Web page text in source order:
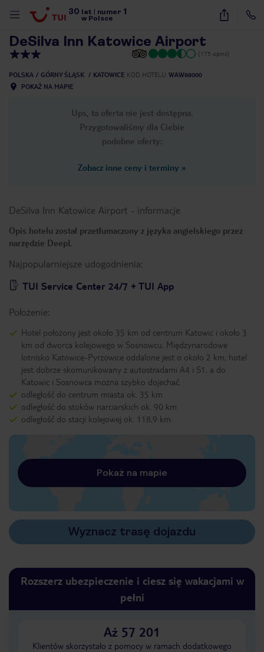
30 lat numer 1
w Polsce
18
DeSilva Inn Katowice Airport
(175 opinii)
POLSKA GÓRNY ŚLĄSK KATOWICE KOD HOTELU WAW88000
POKAŻ NA MAPIE
Ups, ta oferta nie jest dostępna.
Przygotowaliśmy dla Ciebie
podobne oferty:
Zobacz inne ceny i terminy »
DeSilva Inn Katowice Airport - informacje
Opis hotelu został przetłumaczony z języka angielskiego przez
narzędzie DeepL
Najpopularniejsze udogodnienia:
TUI Service Center 24/7 + TUI App
Położenie:
Hotel położony jest około 35 km od centrum Katowic i około 3
km od dworca kolejowego w Sosnowcu. Międzynarodowe
lotnisko Katowice-Pyrzowice oddalone jest o około 2 km, hotel
jest dobrze skomunikowany z autostradami A4 i S1, a do
Katowic i Sosnowca można szybko dojechać.
odległość do centrum miasta ok. 35 km
odległość do stoków narciarskich ok. 90 km
odległość do stacji kolejowej ok. 118,9 km
Pokaż na mapie
Wyznacz trasę dojazdu
Rozszerz ubezpieczenie i ciesz się wakacjami w
pełni
Aż 57 201
Klientów skorzystało z pomocy w ramach dodatkowego